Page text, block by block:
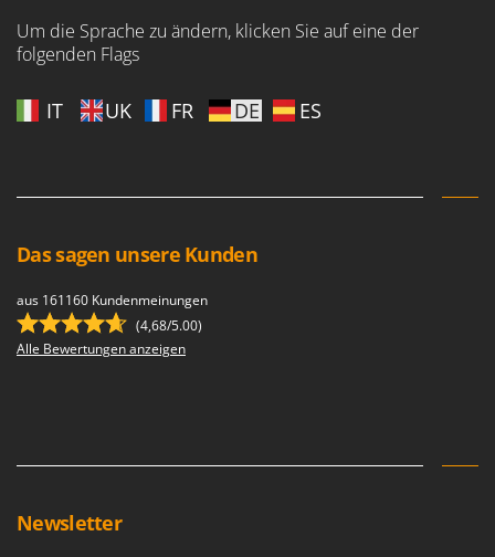
Um die Sprache zu ändern, klicken Sie auf eine der
folgenden Flags
IT UK FR DE ES
Das sagen unsere Kunden
aus 161160 Kundenmeinungen
(4,68/5.00)
Alle Bewertungen anzeigen
Newsletter